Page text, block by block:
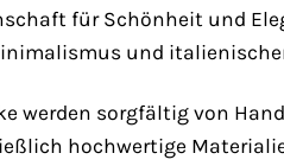
für Schönheit und
und
werden sorgfältig von
hochwertige